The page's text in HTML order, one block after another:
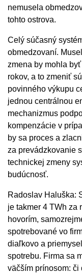
nemusela
tohto ostrova.
Celý súčasný
obmedzovaní.
zmena by mohla
rokov, a to zmeniť
povinného výkupu
jednou centrálnou
mechanizmus
kompenzácie v
by sa proces a
za prevádzkovanie
technickej zmeny
budúcnosť.
Radoslav Haluška:
je takmer 4 TWh za
hovorím,
spotrebované vo
diaľkovo a
spotrebu. Firma sa
väčším prínosom: